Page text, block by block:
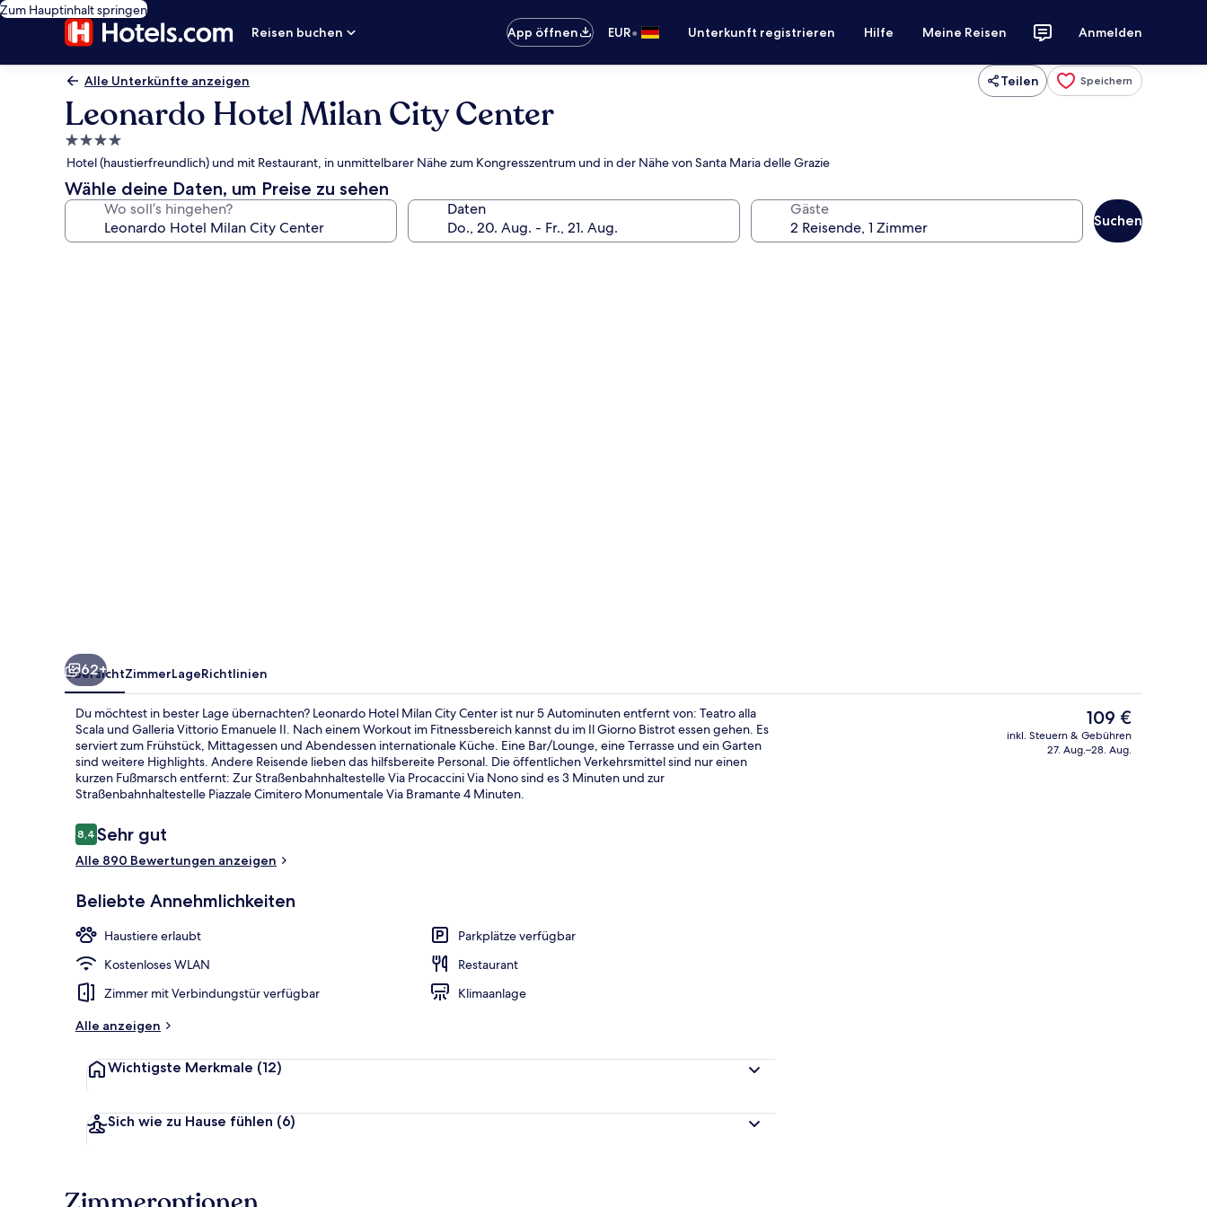
Zum Hauptinhalt springen
Reisen buchen
App öffnen EUR• Unterkunft registrieren Hilfe Meine Reisen Anmelden
Alle Unterkünfte anzeigen Teilen Speichern
Leonardo Hotel Milan City Center
4.0-
Sterne-
Unterkunft
Hotel (haustierfreundlich) und mit Restaurant, in unmittelbarer Nähe zum Kongresszentrum und in der Nähe von Santa Maria delle Grazie
Wähle deine Daten, um Preise zu sehen
Wo soll’s hingehen? Daten Gäste
Suchen
Bar (in der Unterkunft) Suite, Mehrere Betten | Minibar,
62+
ÜbersichtZimmerLageRichtlinien
Du möchtest in bester Lage übernachten? Leonardo Hotel Milan City Center ist nur 5 Autominuten entfernt von: Teatro alla
Scala und Galleria Vittorio Emanuele II. Nach einem Workout im Fitnessbereich kannst du im Il Giorno Bistrot essen gehen. Es
serviert zum Frühstück, Mittagessen und Abendessen internationale Küche. Eine Bar/Lounge, eine Terrasse und ein Garten
sind weitere Highlights. Andere Reisende lieben das hilfsbereite Personal. Die öffentlichen Verkehrsmittel sind nur einen
kurzen Fußmarsch entfernt: Zur Straßenbahnhaltestelle Via Procaccini Via Nono sind es 3 Minuten und zur
Straßenbahnhaltestelle Piazzale Cimitero Monumentale Via Bramante 4 Minuten.
Bewertungen
8,48,4 von 10.
Sehr gut
Alle 890 Bewertungen anzeigen
Beliebte Annehmlichkeiten
Haustiere erlaubt
Parkplätze verfügbar
Kostenloses WLAN
Restaurant
Zimmer mit Verbindungstür verfügbar
Klimaanlage
Alle anzeigen
Wichtigste Merkmale (12)
Sich wie zu Hause fühlen (6)
Der
aktuelle
Preis
109 €
inkl. Steuern & Gebühren
27. Aug.–28. Aug.